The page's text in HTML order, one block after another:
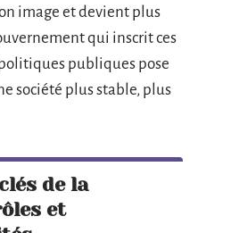
image et devient plus
qui inscrit ces
publiques pose
société plus stable, plus
de la
et